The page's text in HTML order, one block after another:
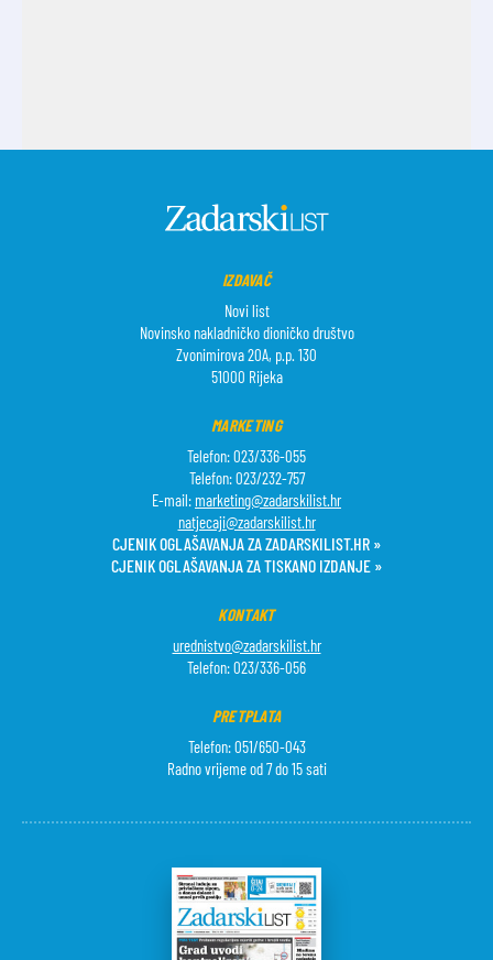
IZDAVAČ
Novi list
Novinsko nakladničko dioničko društvo
Zvonimirova 20A, p.p. 130
51000 Rijeka
MARKETING
Telefon: 023/336-055
Telefon: 023/232-757
E-mail: marketing@zadarskilist.hr
natjecaji@zadarskilist.hr
CJENIK OGLAŠAVANJA ZA ZADARSKILIST.HR »
CJENIK OGLAŠAVANJA ZA TISKANO IZDANJE »
KONTAKT
urednistvo@zadarskilist.hr
Telefon: 023/336-056
PRETPLATA
Telefon: 051/650-043
Radno vrijeme od 7 do 15 sati